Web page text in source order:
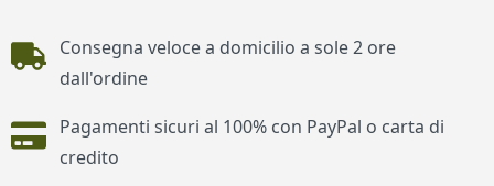
Piè di pagina
Consegna veloce a domicilio a sole 2 ore
dall'ordine
Pagamenti sicuri al 100% con PayPal o carta di
credito